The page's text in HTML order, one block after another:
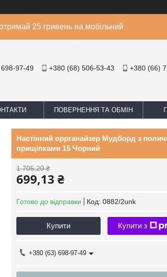
25 гривень на мобільний
97-49 +380 (68) 506-53-43 +380 (66)
ПОВЕРНЕННЯ ТА ОБМІН
Настінний оррганайзер Мудборд з
прищіпками 15 Чорний
1 705,20 ₴
699,13 ₴
Готово до відправки Код: 0882/2unk
Купити Купити з
+380 (63) 698-97-49